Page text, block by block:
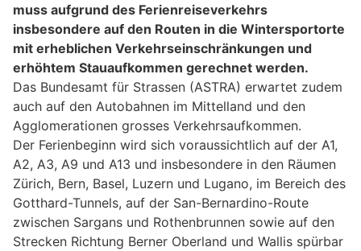
muss aufgrund des Ferienreiseverkehrs
insbesondere auf den Routen in die Wintersportorte
mit erheblichen Verkehrseinschränkungen und
erhöhtem Stauaufkommen gerechnet werden.
Das Bundesamt für Strassen (ASTRA) erwartet zudem
auch auf den Autobahnen im Mittelland und den
Agglomerationen grosses Verkehrsaufkommen.
Der Ferienbeginn wird sich voraussichtlich auf der A1,
A2, A3, A9 und A13 und insbesondere in den Räumen
Zürich, Bern, Basel, Luzern und Lugano, im Bereich des
Gotthard-Tunnels, auf der San-Bernardino-Route
zwischen Sargans und Rothenbrunnen sowie auf den
Strecken Richtung Berner Oberland und Wallis spürbar